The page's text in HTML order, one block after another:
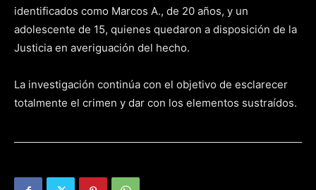
identificados como Marcos A., de 20 años, y un
adolescente de 15, quienes quedaron a disposición de la
Justicia en averiguación del hecho.
La investigación continúa con el objetivo de esclarecer
totalmente el crimen y dar con los elementos sustraídos.